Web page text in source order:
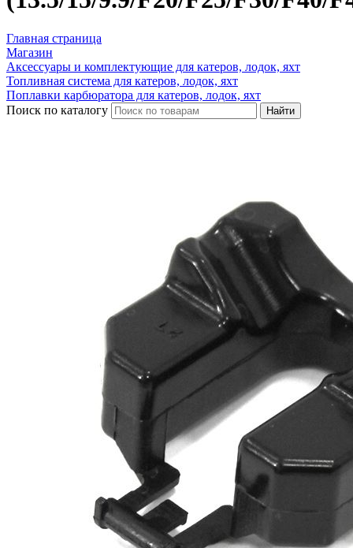
Главная страница
Магазин
Аксессуары и комплектующие для катеров, лодок, яхт
Топливная система для катеров, лодок, яхт
Поплавки карбюратора для катеров, лодок, яхт
Поиск по каталогу
Найти